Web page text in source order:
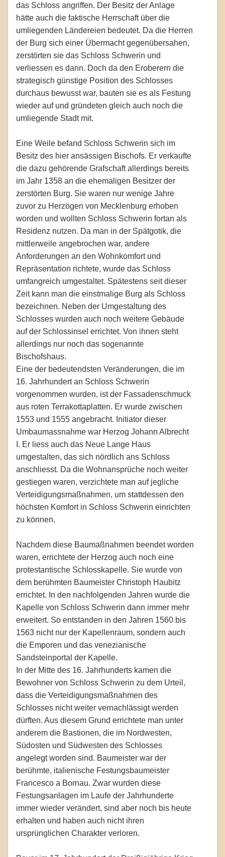
das Schloss angriffen. Der Besitz der Anlage
hätte auch die faktische Herrschaft über die
umliegenden Ländereien bedeutet. Da die Herren
der Burg sich einer Übermacht gegenübersahen,
zerstörten sie das Schloss Schwerin und
verliessen es dann. Doch da den Eroberern die
strategisch günstige Position des Schlosses
durchaus bewusst war, bauten sie es als Festung
wieder auf und gründeten gleich auch noch die
umliegende Stadt mit.
Eine Weile befand Schloss Schwerin sich im
Besitz des hier ansässigen Bischofs. Er verkaufte
die dazu gehörende Grafschaft allerdings bereits
im Jahr 1358 an die ehemaligen Besitzer der
zerstörten Burg. Sie waren nur wenige Jahre
zuvor zu Herzögen von Mecklenburg erhoben
worden und wollten Schloss Schwerin fortan als
Residenz nutzen. Da man in der Spätgotik, die
mittlerweile angebrochen war, andere
Anforderungen an den Wohnkomfort und
Repräsentation richtete, wurde das Schloss
umfangreich umgestaltet. Spätestens seit dieser
Zeit kann man die einstmalige Burg als Schloss
bezeichnen. Neben der Umgestaltung des
Schlosses wurden auch noch weitere Gebäude
auf der Schlossinsel errichtet. Von ihnen steht
allerdings nur noch das sogenannte
Bischofshaus.
Eine der bedeutendsten Veränderungen, die im
16. Jahrhundert an Schloss Schwerin
vorgenommen wurden, ist der Fassadenschmuck
aus roten Terrakottaplatten. Er wurde zwischen
1553 und 1555 angebracht. Initiator dieser
Umbaumassnahme war Herzog Johann Albrecht
I. Er liess auch das Neue Lange Haus
umgestalten, das sich nördlich ans Schloss
anschliesst. Da die Wohnansprüche noch weiter
gestiegen waren, verzichtete man auf jegliche
Verteidigungsmaßnahmen, um stattdessen den
höchsten Komfort in Schloss Schwerin einrichten
zu können.
Nachdem diese Baumaßnahmen beendet worden
waren, errichtete der Herzog auch noch eine
protestantische Schlosskapelle. Sie wurde von
dem berühmten Baumeister Christoph Haubitz
errichtet. In den nachfolgenden Jahren wurde die
Kapelle von Schloss Schwerin dann immer mehr
erweitert. So entstanden in den Jahren 1560 bis
1563 nicht nur der Kapellenraum, sondern auch
die Emporen und das venezianische
Sandsteinportal der Kapelle.
In der Mitte des 16. Jahrhunderts kamen die
Bewohner von Schloss Schwerin zu dem Urteil,
dass die Verteidigungsmaßnahmen des
Schlosses nicht weiter vernachlässigt werden
dürften. Aus diesem Grund errichtete man unter
anderem die Bastionen, die im Nordwesten,
Südosten und Südwesten des Schlosses
angelegt worden sind. Baumeister war der
berühmte, italienische Festungsbaumeister
Francesco a Bornau. Zwar wurden diese
Festungsanlagen im Laufe der Jahrhunderte
immer wieder verändert, sind aber noch bis heute
erhalten und haben auch nicht ihren
ursprünglichen Charakter verloren.